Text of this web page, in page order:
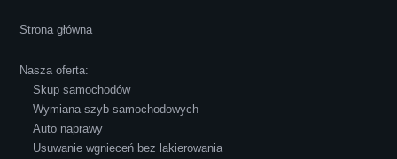
atmosferze, czego z reguły nie można
powiedzieć o innych firmach tego type.
Pozdrawiam i polecam!
Strona główna
Nasza oferta:
Skup samochodów
Wymiana szyb samochodowych
Auto naprawy
Usuwanie wgnieceń bez lakierowania